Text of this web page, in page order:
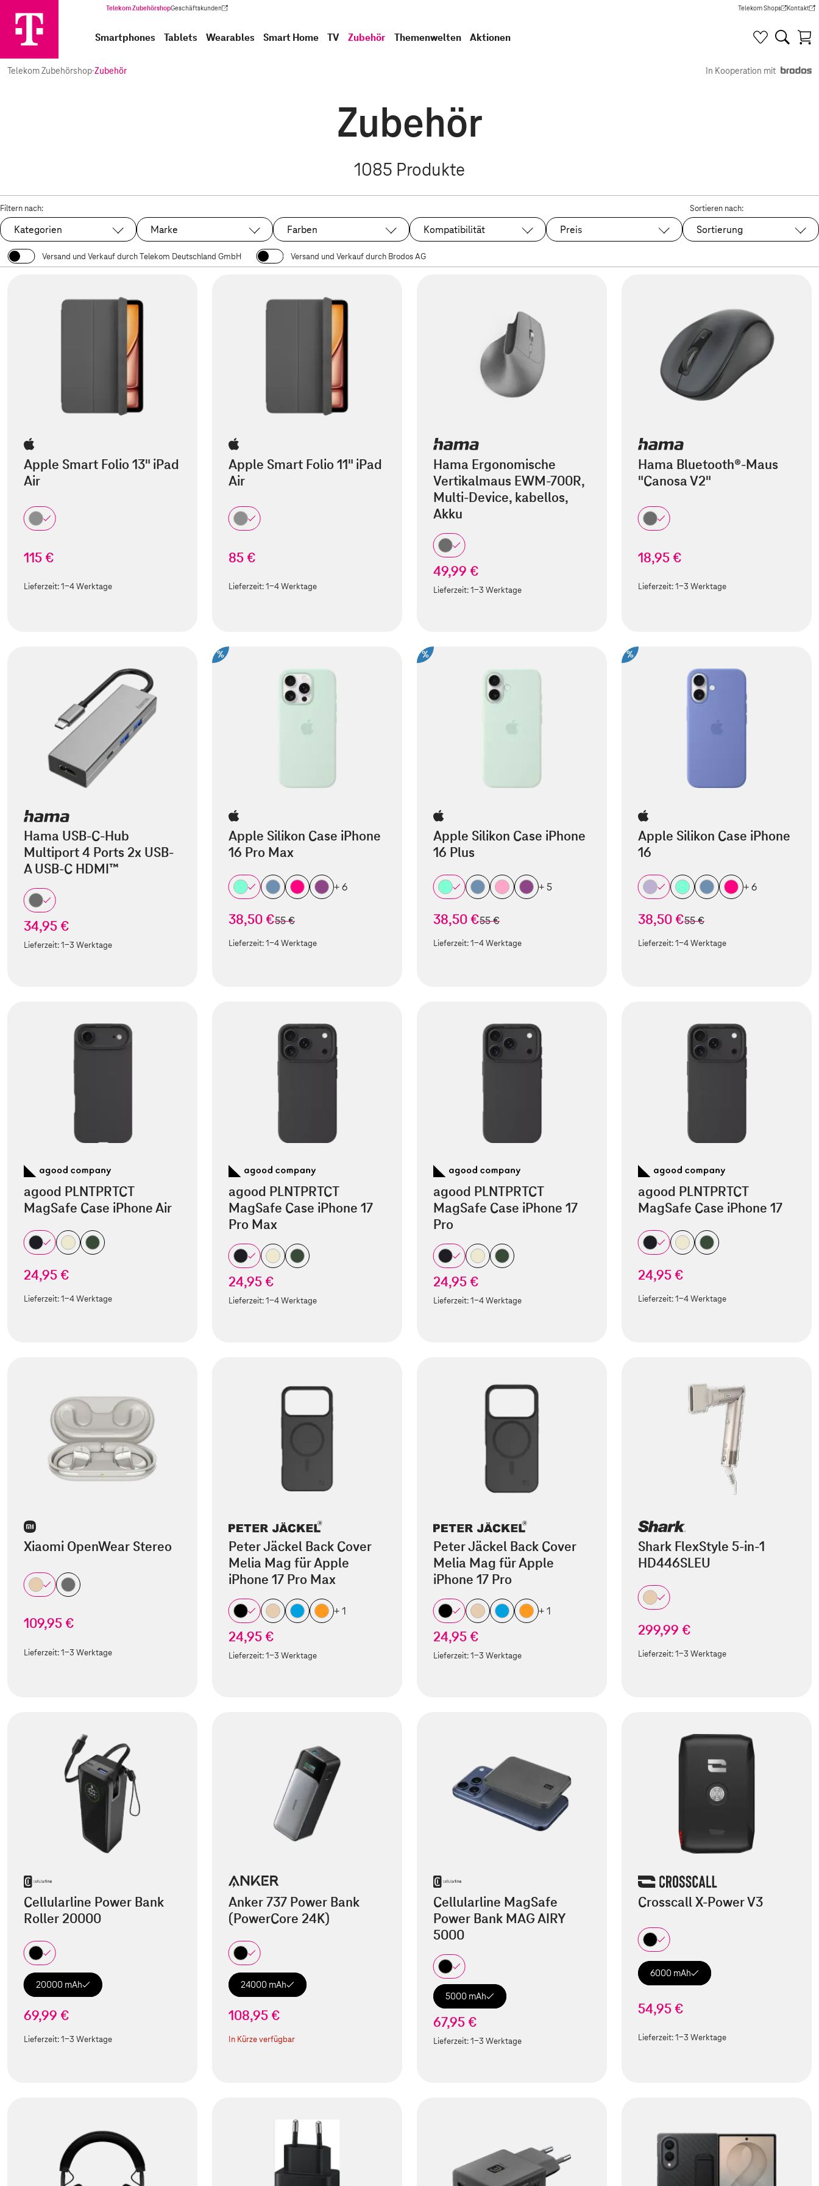
Telekom ZubehörshopGeschäftskunden
(Wird in einem neuen Tab geöffnet) Telekom Shops
(Wird in einem neuen Tab
Kontakt
(Wird in
Smartphones Tablets Wearables Smart Home TV Zubehör Themenwelten Aktionen
Telekom Zubehörshop·Zubehör In Kooperation mit
Zubehör
1085 Produkte
Filtern nach:
Kategorien Marke Farben Kompatibilität Preis
Sortieren nach:
Sortierung
Versand und Verkauf durch Telekom Deutschland GmbH Versand und Verkauf durch Brodos AG
Apple Smart Folio 13" iPad
Air
115 €
Lieferzeit:1-4 Werktage
Apple Smart Folio 11" iPad
Air
85 €
Lieferzeit:1-4 Werktage
Hama Ergonomische
Vertikalmaus EWM-700R,
Multi-Device, kabellos,
Akku
49,99 €
Lieferzeit:1-3 Werktage
Hama Bluetooth®-Maus
"Canosa V2"
18,95 €
Lieferzeit:1-3 Werktage
Hama USB-C-Hub
Multiport 4 Ports 2x USB-
A USB-C HDMI™
34,95 €
Lieferzeit:1-3 Werktage
%
Apple Silikon Case iPhone
16 Pro Max
+ 6
38,50 €statt
55 €
Lieferzeit:1-4 Werktage
%
Apple Silikon Case iPhone
16 Plus
+ 5
38,50 €statt
55 €
Lieferzeit:1-4 Werktage
%
Apple Silikon Case iPhone
16
+ 6
38,50 €statt
55 €
Lieferzeit:1-4 Werktage
agood PLNTPRTCT
MagSafe Case iPhone Air
24,95 €
Lieferzeit:1-4 Werktage
agood PLNTPRTCT
MagSafe Case iPhone 17
Pro Max
24,95 €
Lieferzeit:1-4 Werktage
agood PLNTPRTCT
MagSafe Case iPhone 17
Pro
24,95 €
Lieferzeit:1-4 Werktage
agood PLNTPRTCT
MagSafe Case iPhone 17
24,95 €
Lieferzeit:1-4 Werktage
Xiaomi OpenWear Stereo
109,95 €
Lieferzeit:1-3 Werktage
Peter Jäckel Back Cover
Melia Mag für Apple
iPhone 17 Pro Max
+ 1
24,95 €
Lieferzeit:1-3 Werktage
Peter Jäckel Back Cover
Melia Mag für Apple
iPhone 17 Pro
+ 1
24,95 €
Lieferzeit:1-3 Werktage
Shark FlexStyle 5-in-1
HD446SLEU
299,99 €
Lieferzeit:1-3 Werktage
Cellularline Power Bank
Roller 20000
20000 mAh
69,99 €
Lieferzeit:1-3 Werktage
Anker 737 Power Bank
(PowerCore 24K)
24000 mAh
108,95 €
In Kürze verfügbar
Cellularline MagSafe
Power Bank MAG AIRY
5000
5000 mAh
67,95 €
Lieferzeit:1-3 Werktage
Crosscall X-Power V3
6000 mAh
54,95 €
Lieferzeit:1-3 Werktage